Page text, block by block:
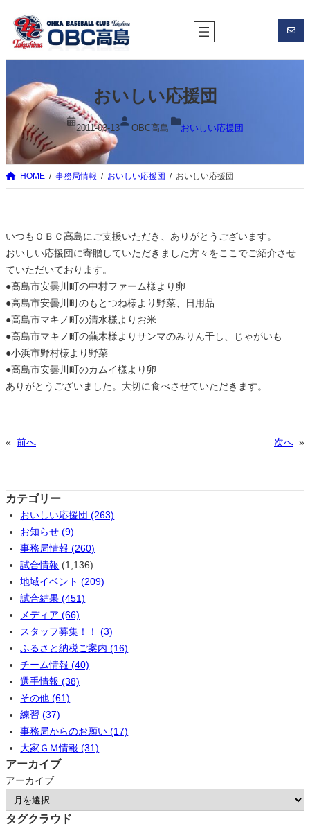
を
ス
ッ
おいしい応援団
2011-03-13 OBC高島 おいしい応援団
HOME 事務局情報 おいしい応援団 おいしい応援団
いつもＯＢＣ高島にご支援いただき、ありがとうございます。
おいしい応援団に寄贈していただきました方々をここでご紹介させ
ていただいております。
●高島市安曇川町の中村ファーム様より卵
●高島市安曇川町のもとつね様より野菜、日用品
●高島市マキノ町の清水様よりお米
●高島市マキノ町の蕪木様よりサンマのみりん干し、じゃがいも
●小浜市野村様より野菜
●高島市安曇川町のカムイ様より卵
ありがとうございました。大切に食べさせていただきます。
« 前へ 次へ »
カテゴリー
おいしい応援団 (263)
お知らせ (9)
事務局情報 (260)
試合情報 (1,136)
地域イベント (209)
試合結果 (451)
メディア (66)
スタッフ募集！！ (3)
ふるさと納税ご案内 (16)
チーム情報 (40)
選手情報 (38)
その他 (61)
練習 (37)
事務局からのお願い (17)
大家ＧＭ情報 (31)
アーカイブ
アーカイブ
タグクラウド